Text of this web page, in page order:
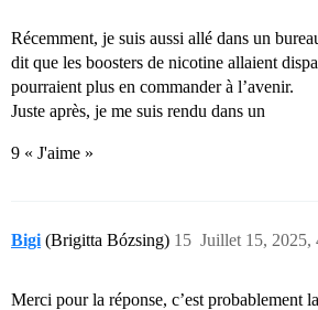
Récemment, je suis aussi allé dans un
dit que les boosters de nicotine allaient
pourraient plus en commander à l’avenir.
Juste après, je me suis rendu dans un
9 « J'aime »
Bigi (Brigitta Bózsing) Juillet 15, 2025,
15
Merci pour la réponse, c’est probablement